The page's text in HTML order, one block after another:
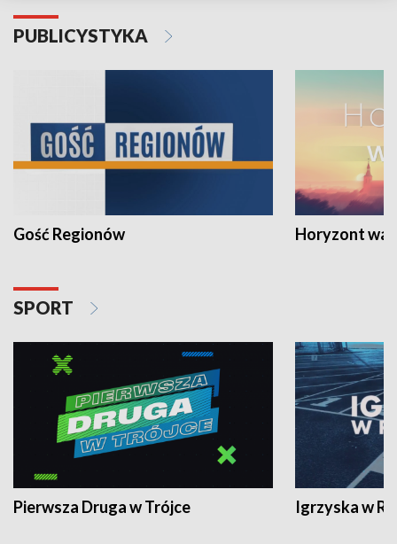
PUBLICYSTYKA
Gość Regionów Horyzont
SPORT
Pierwsza Druga w Trójce Igrzyska w